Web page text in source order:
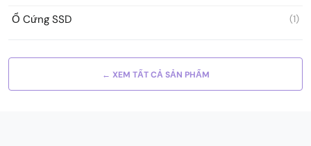
Ổ Cứng SSD (1)
← XEM TẤT CẢ SẢN PHẨM